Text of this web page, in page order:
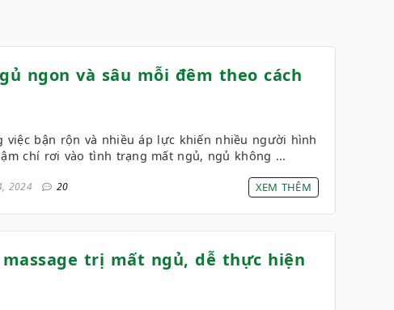
ngon và sâu mỗi đêm theo cách
việc bận rộn và nhiều áp lực khiến nhiều người hình
chí rơi vào tình trạng mất ngủ, ngủ không ...
2024 20 XEM THÊM
trị mất ngủ, dễ thực hiện